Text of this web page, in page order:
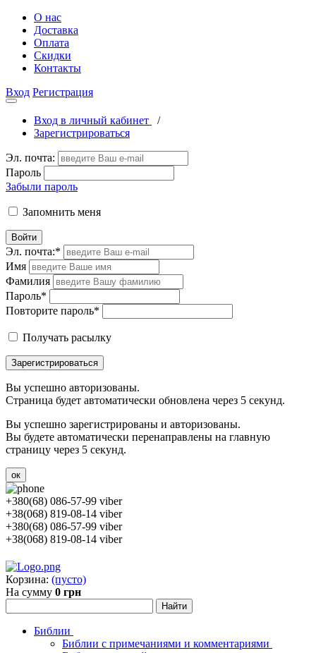
О нас
Доставка
Оплата
Скидки
Контакты
Вход Регистрация
Вход в личный кабинет
/
Зарегистрироваться
Эл. почта:
Пароль
Забыли пароль
Запомнить меня
Войти
Эл. почта:*
Имя
Фамилия
Пароль*
Повторите пароль*
Получать расылку
Зарегистрироваться
Вы успешно авторизованы.
Страница будет автоматически обновлена через 5 секунд.
Вы успешно зарегистрированы и авторизованы.
Вы будете автоматически перенаправлены на главную
страницу через 5 секунд.
ок
+380(68) 086-57-99 viber
+38(068) 819-08-14 viber
+380(68) 086-57-99 viber
+38(068) 819-08-14 viber
Корзина: (пусто)
На сумму 0 грн
Библии
Библии с примечаниями и комментариями